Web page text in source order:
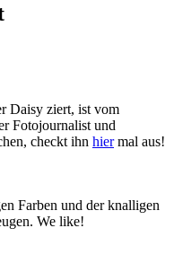
Daisy ziert, ist vom
Fotojournalist und
checkt ihn hiermal aus!
Farben und der knalligen
We like!